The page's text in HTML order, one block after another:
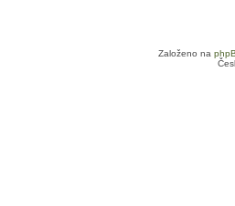
Založeno na